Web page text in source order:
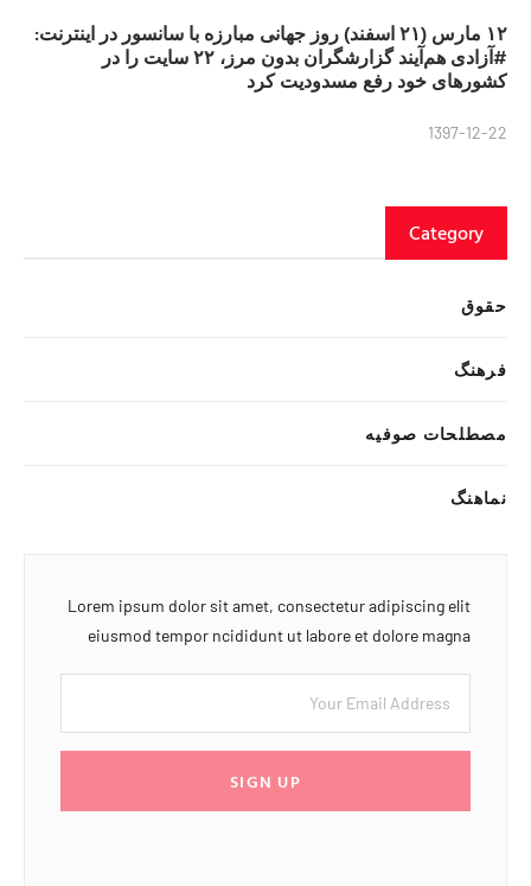
۱۲ مارس (۲۱ اسفند) روز جهانی مبارزه با سانسور در اینترنت:
#آزادی هم‌آیند گزارشگران‌ بدون مرز، ۲۲ سایت را در
کشورهای خود رفع مسدودیت کرد
1397-12-22
Category
حقوق
فرهنگ
مصطلحات صوفیه
نماهنگ
Lorem ipsum dolor sit amet, consectetur adipiscing elit
eiusmod tempor ncididunt ut labore et dolore magna
SIGN UP